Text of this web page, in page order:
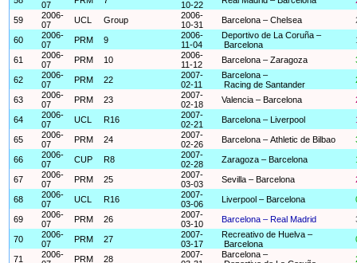
07
10-22
59
2006-
07
UCL Group
2006-
10-31
Barcelona – Chelsea
60
2006-
07
PRM 9
2006-
11-04
Deportivo de La Coruña –
Barcelona
61
2006-
07
PRM 10
2006-
11-12
Barcelona – Zaragoza
62
2006-
07
PRM 22
2007-
02-11
Barcelona –
Racing de Santander
63
2006-
07
PRM 23
2007-
02-18
Valencia – Barcelona
64
2006-
07
UCL R16
2007-
02-21
Barcelona – Liverpool
65
2006-
07
PRM 24
2007-
02-26
Barcelona – Athletic de Bilbao
66
2006-
07
CUP R8
2007-
02-28
Zaragoza – Barcelona
67
2006-
07
PRM 25
2007-
03-03
Sevilla – Barcelona
68
2006-
07
UCL R16
2007-
03-06
Liverpool – Barcelona
69
2006-
07
PRM 26
2007-
03-10
Barcelona – Real Madrid
70
2006-
07
PRM 27
2007-
03-17
Recreativo de Huelva –
Barcelona
71
2006-
PRM 28
2007-
Barcelona –